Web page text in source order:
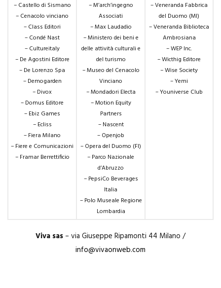
– Castello di Sismano
– Cenacolo vinciano
– Class Editori
– Condé Nast
– Cultureitaly
– De Agostini Editore
– De Lorenzo Spa
– Demogarden
– Divox
– Domus Editore
– Ebiz Games
– Ecliss
– Fiera Milano
– Fiere e Comunicazioni
– Framar Berrettificio
– M’arch’ingegno
Associati
– Max Laudadio
– Ministero dei beni e
delle attività culturali e
del turismo
– Museo del Cenacolo
Vinciano
– Mondadori Electa
– Motion Equity
Partners
– Nascent
– Openjob
– Opera del Duomo (FI)
– Parco Nazionale
d’Abruzzo
– PepsiCo Beverages
Italia
– Polo Museale Regione
Lombardia
– Veneranda Fabbrica
del Duomo (MI)
– Veneranda Biblioteca
Ambrosiana
– WEP Inc.
– Wicthig Editore
– Wise Society
– Yemi
– Youniverse Club
Viva sas – via Giuseppe Ripamonti 44 Milano /
info@vivaonweb.com